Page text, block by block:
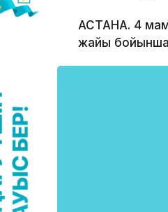
АСТАНА. 4
жайы бойынша